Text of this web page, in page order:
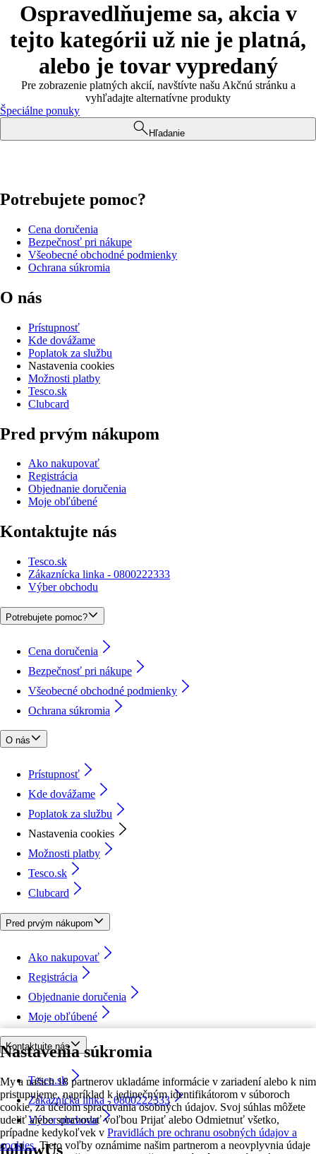
Nastavenia súkromia
My a našich 18 partnerov ukladáme informácie v zariadení alebo k nim
pristupujeme, napríklad k jedinečným identifikátorom v súboroch
cookie, za účelom spracúvania osobných údajov. Svoj súhlas môžete
udeliť alebo spravovať voľbou Prijať alebo Odmietnuť všetko,
prípadne kedykoľvek v Pravidlách pre ochranu osobných údajov a
cookies. Tieto voľby oznámime našim partnerom a neovplyvnia údaje
Ospravedlňujeme sa, akcia v
tejto kategórii už nie je platná,
alebo je tovar vypredaný
Pre zobrazenie platných akcií, navštívte našu Akčnú stránku a
vyhľadajte alternatívne produkty
Špeciálne ponuky
Hľadanie
Potrebujete pomoc?
Cena doručenia
Bezpečnosť pri nákupe
Všeobecné obchodné podmienky
Ochrana súkromia
O nás
Prístupnosť
Kde dovážame
Poplatok za službu
Nastavenia cookies
Možnosti platby
Tesco.sk
Clubcard
Pred prvým nákupom
Ako nakupovať
Registrácia
Objednanie doručenia
Moje obľúbené
Kontaktujte nás
Tesco.sk
Zákaznícka linka - 0800222333
Výber obchodu
Potrebujete pomoc?
Cena doručenia
Bezpečnosť pri nákupe
Všeobecné obchodné podmienky
Ochrana súkromia
O nás
Prístupnosť
Kde dovážame
Poplatok za službu
Nastavenia cookies
Možnosti platby
Tesco.sk
Clubcard
Pred prvým nákupom
Ako nakupovať
Registrácia
Objednanie doručenia
Moje obľúbené
Kontaktujte nás
Tesco.sk
Zákaznícka linka - 0800222333
Výber obchodu
followUs